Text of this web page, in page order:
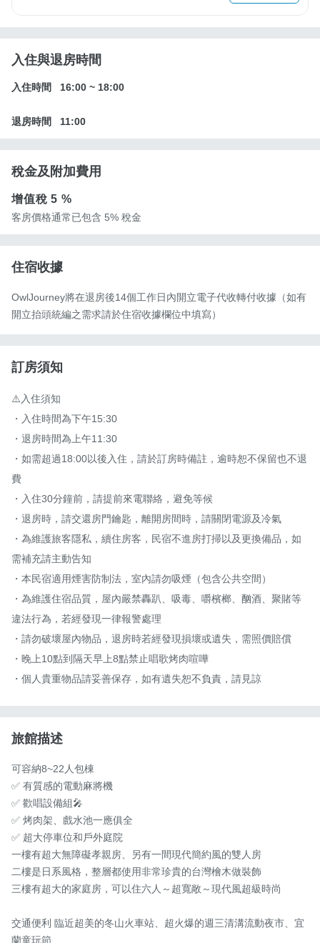
入住與退房時間
入住時間 16:00 ~ 18:00
退房時間 11:00
稅金及附加費用
增值稅5 %
客房價格通常已包含 5% 稅金
住宿收據
OwlJourney將在退房後14個工作日內開立電子代收轉付收據（如有
開立抬頭統編之需求請於住宿收據欄位中填寫）
訂房須知
⚠️入住須知
・入住時間為下午15:30
・退房時間為上午11:30
・如需超過18:00以後入住，請於訂房時備註，逾時恕不保留也不退
費
・入住30分鐘前，請提前來電聯絡，避免等候
・退房時，請交還房門鑰匙，離開房間時，請關閉電源及冷氣
・為維護旅客隱私，續住房客，民宿不進房打掃以及更換備品，如
需補充請主動告知
・本民宿適用煙害防制法，室內請勿吸煙（包含公共空間）
・為維護住宿品質，屋內嚴禁轟趴、吸毒、嚼檳榔、酗酒、聚賭等
違法行為，若經發現一律報警處理
・請勿破壞屋內物品，退房時若經發現損壞或遺失，需照價賠償
・晚上10點到隔天早上8點禁止唱歌烤肉喧嘩
・個人貴重物品請妥善保存，如有遺失恕不負責，請見諒
旅館描述
可容納8~22人包棟
✅ 有質感的電動麻將機
✅ 歡唱設備組🎤
✅ 烤肉架、戲水池一應俱全
✅ 超大停車位和戶外庭院
一樓有超大無障礙孝親房、另有一間現代簡約風的雙人房
二樓是日系風格，整層都使用非常珍貴的台灣檜木做裝飾
三樓有超大的家庭房，可以住六人～超寬敞～現代風超級時尚
交通便利 臨近超美的冬山火車站、超火爆的週三清溝流動夜市、宜
蘭童玩節